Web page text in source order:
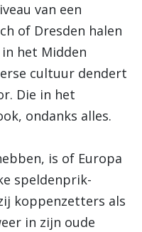
van een
of Dresden halen
het Midden
cultuur dendert
Die in het
ondanks alles.
is of Europa
speldenprik-
koppenzetters als
in zijn oude